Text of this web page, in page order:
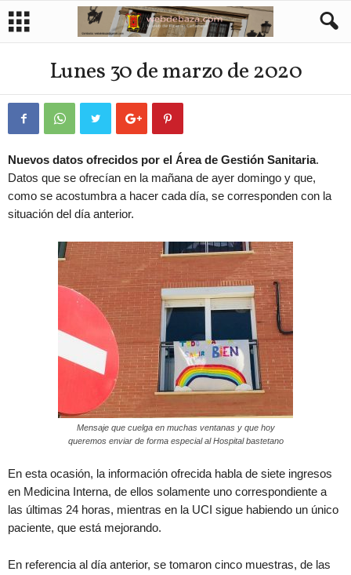
Lunes 30 de marzo de 2020
Nuevos datos ofrecidos por el Área de Gestión Sanitaria.
Datos que se ofrecían en la mañana de ayer domingo y que,
como se acostumbra a hacer cada día, se corresponden con la
situación del día anterior.
Mensaje que cuelga en muchas ventanas y que hoy
queremos enviar de forma especial al Hospital bastetano
En esta ocasión, la información ofrecida habla de siete ingresos
en Medicina Interna, de ellos solamente uno correspondiente a
las últimas 24 horas, mientras en la UCI sigue habiendo un único
paciente, que está mejorando.
En referencia al día anterior, se tomaron cinco muestras, de las